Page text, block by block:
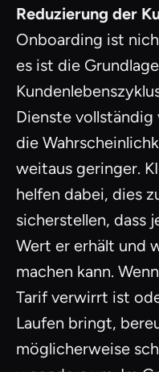
Reduzierung der
Onboarding ist
es ist die
Dienste
die
weitaus geringer.
helfen dabei, dies
sicherstellen, dass
Wert er erhält und
machen kann.
Tarif verwirrt ist
Laufen bringt,
möglicherweise